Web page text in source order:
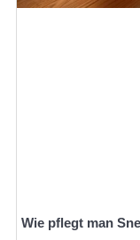
Wie pflegt man